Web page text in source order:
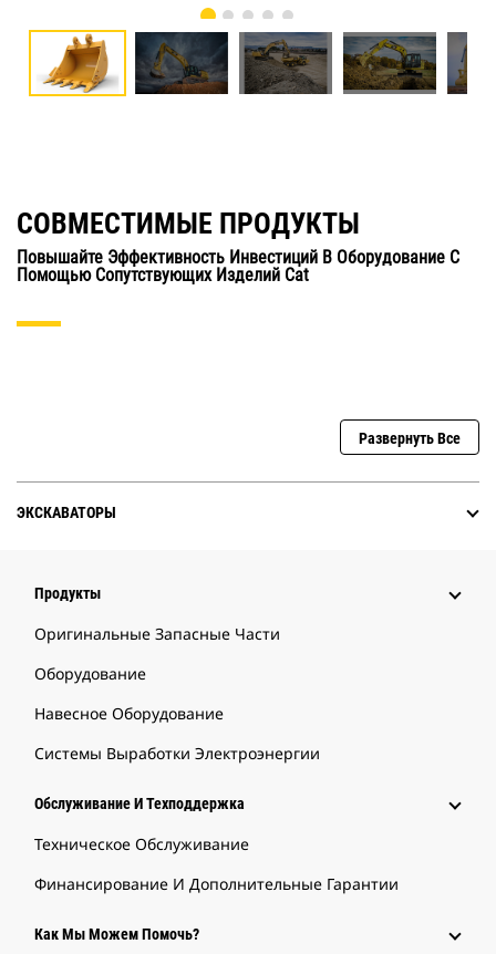
СОВМЕСТИМЫЕ ПРОДУКТЫ
Повышайте Эффективность Инвестиций В Оборудование С
Помощью Сопутствующих Изделий Cat
Развернуть Все
ЭКСКАВАТОРЫ
Продукты
Оригинальные Запасные Части
Оборудование
Навесное Оборудование
Системы Выработки Электроэнергии
Обслуживание И Техподдержка
Техническое Обслуживание
Финансирование И Дополнительные Гарантии
Как Мы Можем Помочь?